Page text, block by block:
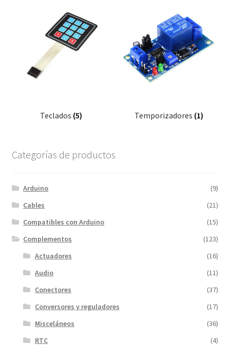
Teclados (5) Temporizadores (1)
Categorías de productos
Arduino
(9)
Cables
(21)
Compatibles con Arduino
(15)
Complementos
(123)
Actuadores
(16)
Audio
(11)
Conectores
(37)
Conversores y reguladores
(17)
Misceláneos
(36)
RTC
(4)